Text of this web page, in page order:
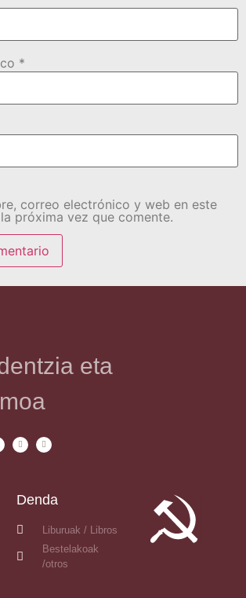
*
correo electrónico y web en este
próxima vez que comente.
eta
Denda
Liburuak / Libros
Bestelakoak
/otros